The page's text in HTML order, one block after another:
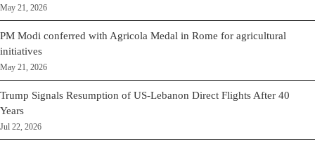
May 21, 2026
PM Modi conferred with Agricola Medal in Rome for agricultural
initiatives
May 21, 2026
Trump Signals Resumption of US-Lebanon Direct Flights After 40
Years
Jul 22, 2026